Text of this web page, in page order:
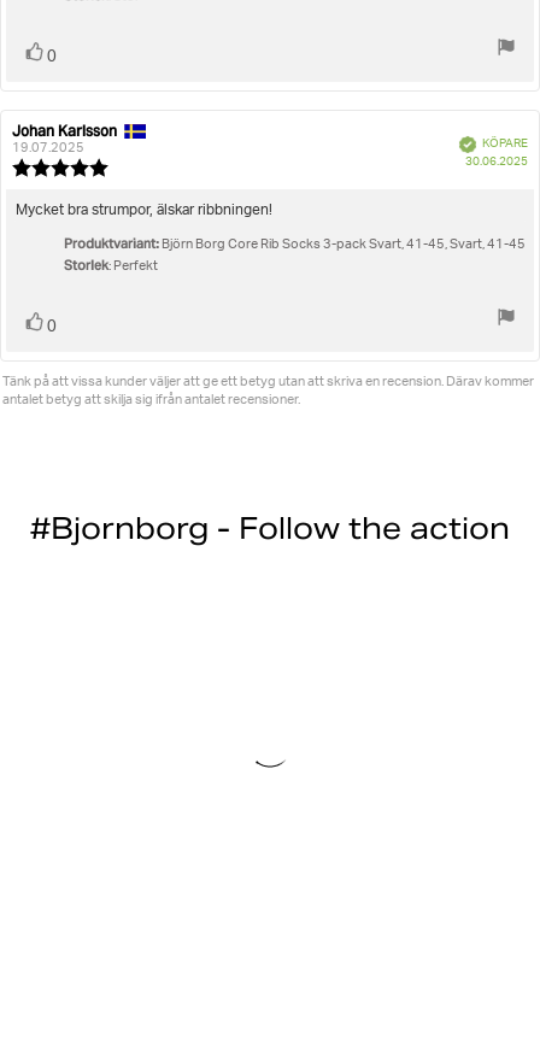
Rösta
0
Recensionsförfattare:
Johan Karlsson
19.07.2025
utav
stjärnor
BekräftadKÖPARE
30.06.2025
Recensionstext:
Mycket bra strumpor, älskar ribbningen!
Produktvariant: Björn Borg Core Rib Socks 3-pack Svart, 41-45, Svart, 41-45
Storlek: Perfekt
Rösta
0
Tänk på att vissa kunder väljer att ge ett betyg utan att skriva en recension. Därav kommer
antalet betyg att skilja sig ifrån antalet recensioner.
#Bjornborg - Follow the action